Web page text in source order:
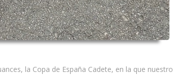
la Copa de España Cadete, en la que nuestro